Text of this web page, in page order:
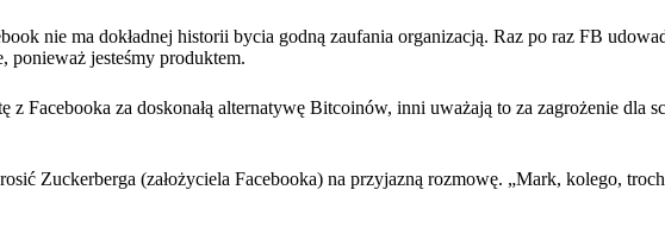
nie ma dokładnej historii bycia godną zaufania organizacją. Raz po raz FB
ponieważ jesteśmy produktem.
Facebooka za doskonałą alternatywę Bitcoinów, inni uważają to za zagrożenie dla
Zuckerberga (założyciela Facebooka) na przyjazną rozmowę. „Mark, kolego,